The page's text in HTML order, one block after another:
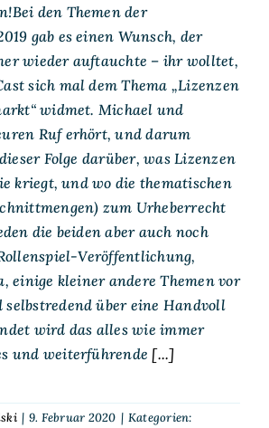
den Themen der
gab es einen Wunsch, der
wieder auftauchte – ihr wolltet,
sich mal dem Thema „Lizenzen
widmet. Michael und
Ruf erhört, und darum
Folge darüber, was Lizenzen
kriegt, und wo die thematischen
zum Urheberrecht
die beiden aber auch noch
Veröffentlichung,
einige kleiner andere Themen vor
selbstredend über eine Handvoll
wird das alles wie immer
und weiterführende [...]
| 9. Februar 2020 | Kategorien: